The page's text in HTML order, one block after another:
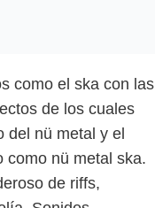
como el ska con las
de los cuales
del nü metal y el
como nü metal ska.
de riffs,